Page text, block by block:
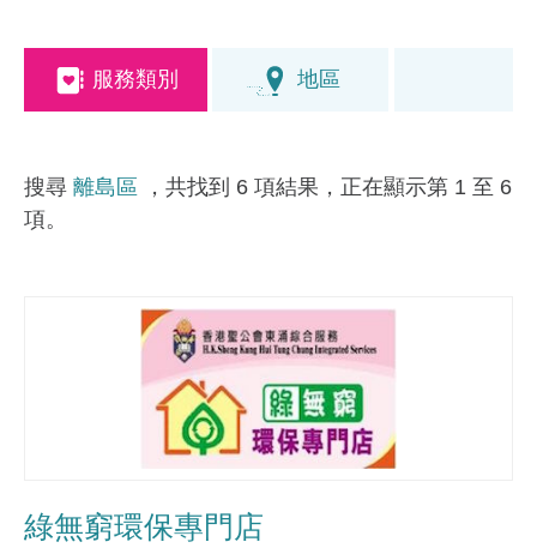
服務類別 地區
搜尋 離島區
，共找到 6 項結果，正在顯示第 1 至 6
項。
綠無窮環保專門店